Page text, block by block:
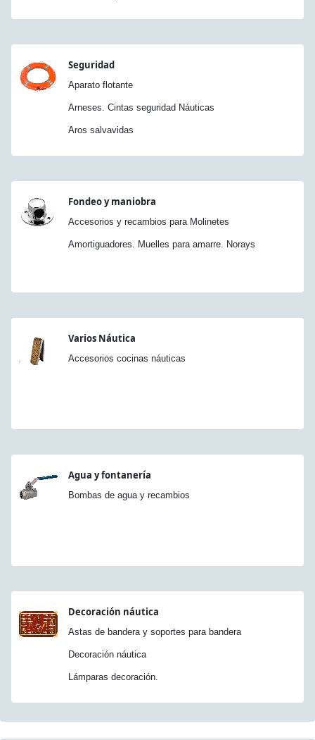
Seguridad
Aparato flotante
Arneses. Cintas seguridad Náuticas
Aros salvavidas
Fondeo y maniobra
Accesorios y recambios para Molinetes
Amortiguadores. Muelles para amarre. Norays
Varios Náutica
Accesorios cocinas náuticas
Agua y fontanería
Bombas de agua y recambios
Decoración náutica
Astas de bandera y soportes para bandera
Decoración náutica
Lámparas decoración.